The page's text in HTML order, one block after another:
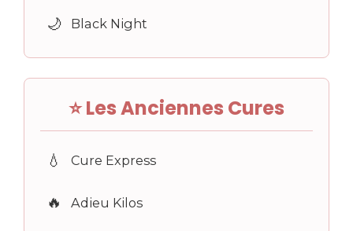
🌙 Black Night
⭐ Les Anciennes Cures
💧 Cure Express
🔥 Adieu Kilos